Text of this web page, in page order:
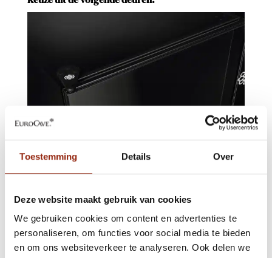
Toestemming Details Over
Deze website maakt gebruik van cookies
We gebruiken cookies om content en advertenties te
personaliseren, om functies voor social media te bieden
en om ons websiteverkeer te analyseren. Ook delen we
Dichte deur (piano black (glanzend zwart))